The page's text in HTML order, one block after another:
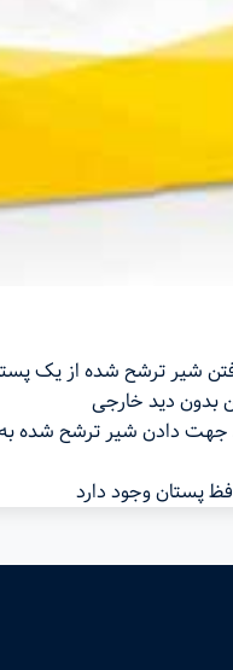
شیر ترشح شده از یک
بدون دید خارجی
دادن شیر ترشح شده
پستان وجود دارد